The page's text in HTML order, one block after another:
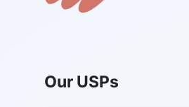
Our USPs